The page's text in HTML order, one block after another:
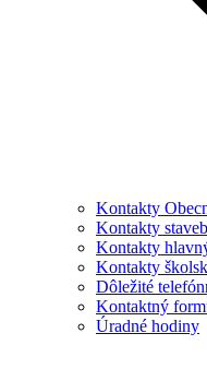
Kontakty
Kontakty
Kontakty
Kontakty
Dôležité
Kontaktný
Úradné hodiny